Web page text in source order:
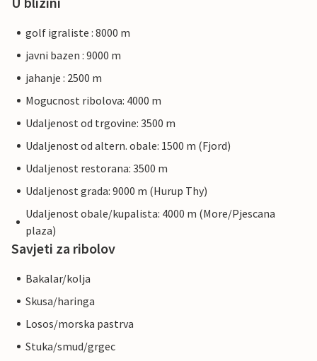
golf igraliste : 8000 m
javni bazen : 9000 m
jahanje : 2500 m
Mogucnost ribolova: 4000 m
Udaljenost od trgovine: 3500 m
Udaljenost od altern. obale: 1500 m (Fjord)
Udaljenost restorana: 3500 m
Udaljenost grada: 9000 m (Hurup Thy)
Udaljenost obale/kupalista: 4000 m (More/Pjescana
plaza)
Savjeti za ribolov
Bakalar/kolja
Skusa/haringa
Losos/morska pastrva
Stuka/smud/grgec